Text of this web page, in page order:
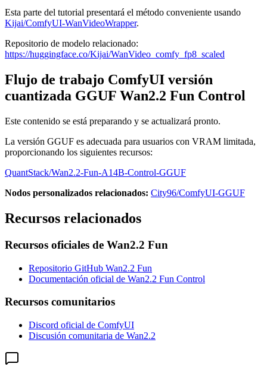
Esta parte del tutorial presentará el método conveniente usando
Kijai/ComfyUI-WanVideoWrapper.
Repositorio de modelo relacionado:
https://huggingface.co/Kijai/WanVideo_comfy_fp8_scaled
Flujo de trabajo ComfyUI versión
cuantizada GGUF Wan2.2 Fun Control
Este contenido se está preparando y se actualizará pronto.
La versión GGUF es adecuada para usuarios con VRAM limitada,
proporcionando los siguientes recursos:
QuantStack/Wan2.2-Fun-A14B-Control-GGUF
Nodos personalizados relacionados: City96/ComfyUI-GGUF
Recursos relacionados
Recursos oficiales de Wan2.2 Fun
Repositorio GitHub Wan2.2 Fun
Documentación oficial de Wan2.2 Fun Control
Recursos comunitarios
Discord oficial de ComfyUI
Discusión comunitaria de Wan2.2